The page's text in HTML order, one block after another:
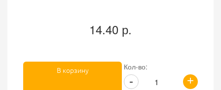
14.40 р.
Кол-во:
+
-
В корзину